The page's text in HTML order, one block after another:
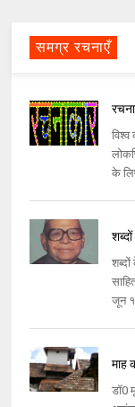
समग्र रचनाएँ
विश्व
के
जून
माह
डॉ0